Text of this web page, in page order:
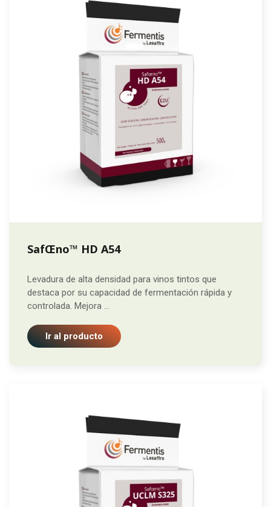
SafŒno™ HD A54
Levadura de alta densidad para vinos tintos que
destaca por su capacidad de fermentación rápida y
controlada. Mejora ...
Ir al producto